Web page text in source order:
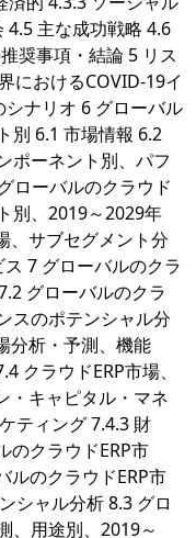
4.5 主な成功戦略 4.6
奨事項・結論 5 リス
におけるCOVID-19イ
ナリオ 6 グローバル
別 6.1 市場情報 6.2
ポーネント別、パフ
ローバルのクラウド
別、2019～2029年
、サブセグメント分
7 グローバルのクラ
グローバルのクラ
スのポテンシャル分
分析・予測、機能
クラウドERP市場、
・キャピタル・マネ
ティング 7.4.3 財
のクラウドERP市
ルのクラウドERP市
シャル分析 8.3 グロ
、用途別、2019～